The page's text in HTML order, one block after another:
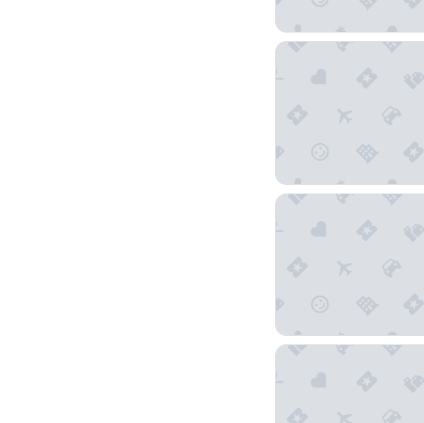
Slaviero Prime Campo Grande
Hotel Mohave
Hotel Concord